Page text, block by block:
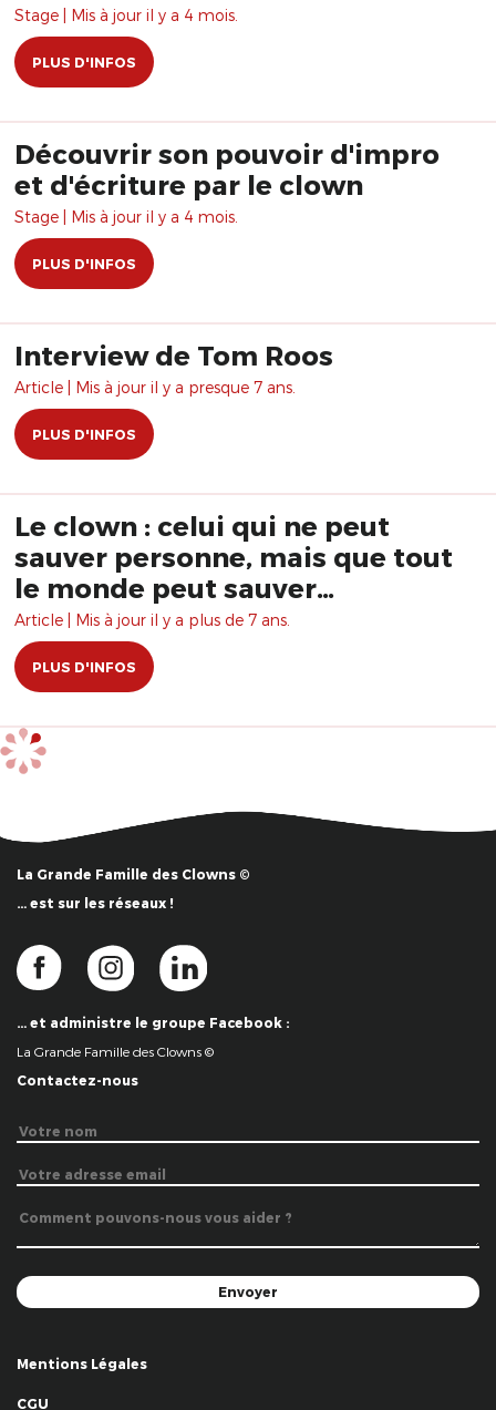
Stage | Mis à jour il y a 4 mois.
PLUS D'INFOS
Découvrir son pouvoir d'impro
et d'écriture par le clown
Stage | Mis à jour il y a 4 mois.
PLUS D'INFOS
Interview de Tom Roos
Article | Mis à jour il y a presque 7 ans.
PLUS D'INFOS
Le clown : celui qui ne peut
sauver personne, mais que tout
le monde peut sauver…
Article | Mis à jour il y a plus de 7 ans.
PLUS D'INFOS
La Grande Famille des Clowns ©
… est sur les réseaux !
… et administre le groupe Facebook :
La Grande Famille des Clowns ©
Contactez-nous
Mentions Légales
CGU